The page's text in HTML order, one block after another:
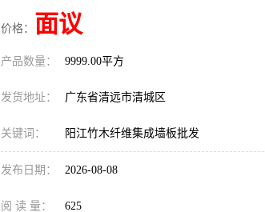
价格： 面议
产品数量： 9999.00平方
发货地址： 广东省清远市清城区
关键词： 阳江竹木纤维集成墙板批发
发布日期： 2026-08-08
阅 读 量： 625